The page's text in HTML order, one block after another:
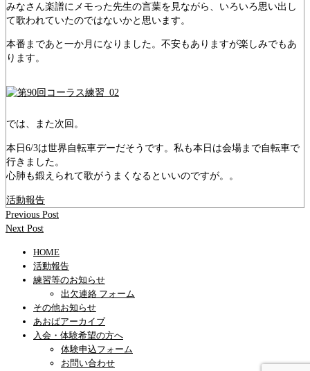
みなさん楽譜にメモった先生の言葉を見ながら、いろいろ思い出し
て歌われていたのではないかと思います。
本番まであと一か月になりました。不安もありますが楽しみでもあ
ります。
では、また次回。
本日6/3は世界自転車デーだそうです。私も本日は会場まで自転車で
行きました。
心肺も鍛えられて歌がうまくなるといいのですが。。
活動報告
Previous Post
Next Post
HOME
活動報告
練習等のお知らせ
出欠連絡 フォーム
その他お知らせ
あおばアーカイブ
入会・体験希望の方へ
体験申込フォーム
お問い合わせ